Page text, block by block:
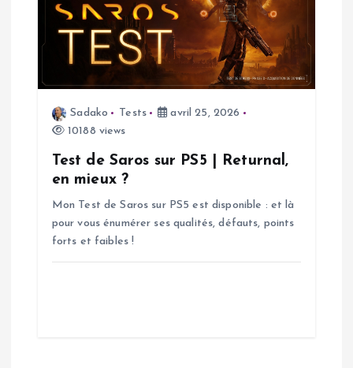
Sadako Tests
avril 25, 2026
10188 views
Test de Saros sur PS5 | Returnal,
en mieux ?
Mon Test de Saros sur PS5 est disponible : et là
pour vous énumérer ses qualités, défauts, points
forts et faibles !